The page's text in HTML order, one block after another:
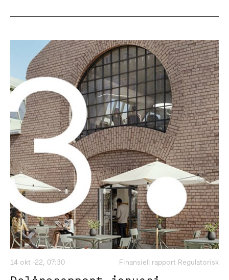
14 okt -22, 07:30 Finansiell rapport Regulatorisk